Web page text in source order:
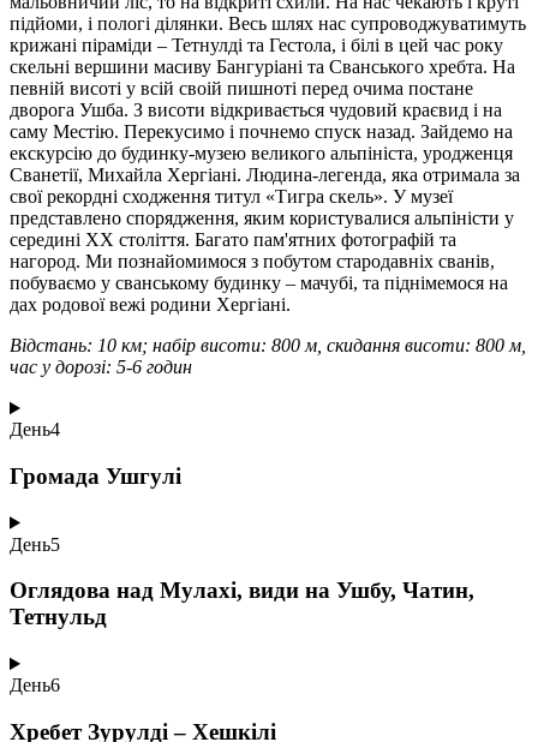
підйоми, і пологі ділянки. Весь шлях нас супроводжуватимуть
крижані піраміди – Тетнулді та Гестола, і білі в цей час року
скельні вершини масиву Бангуріані та Сванського хребта. На
певній висоті у всій своій пишноті перед очима постане
дворога Ушба. З висоти відкривається чудовий краєвид і на
саму Местію. Перекусимо і почнемо спуск назад. Зайдемо на
екскурсію до будинку-музею великого альпініста, уродженця
Сванетії, Михайла Хергіані. Людина-легенда, яка отримала за
свої рекордні сходження титул «Тигра скель». У музеї
представлено спорядження, яким користувалися альпіністи у
середині ХХ століття. Багато пам'ятних фотографій та
нагород. Ми познайомимося з побутом стародавніх сванів,
побуваємо у сванському будинку – мачубі, та піднімемося на
дах родової вежі родини Хергіані.
Відстань: 10 км; набір висоти: 800 м, скидання висоти: 800 м,
час у дорозі: 5-6 годин
День4
Громада Ушгулі
День5
Оглядова над Мулахі, види на Ушбу, Чатин,
Тетнульд
День6
Хребет Зурулді – Хешкілі